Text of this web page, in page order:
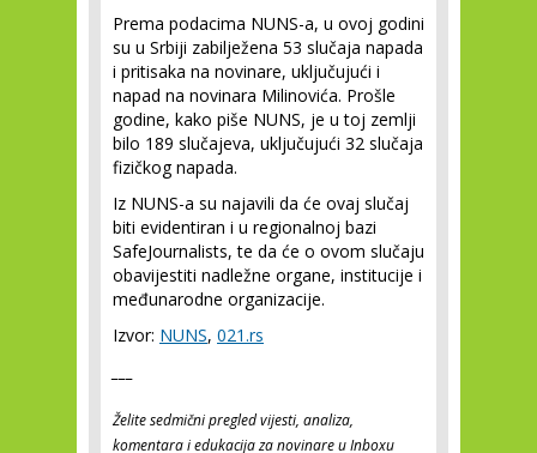
Prema podacima NUNS-a, u ovoj godini
su u Srbiji zabilježena 53 slučaja napada
i pritisaka na novinare, uključujući i
napad na novinara Milinovića. Prošle
godine, kako piše NUNS, je u toj zemlji
bilo 189 slučajeva, uključujući 32 slučaja
fizičkog napada.
Iz NUNS-a su najavili da će ovaj slučaj
biti evidentiran i u regionalnoj bazi
SafeJournalists, te da će o ovom slučaju
obavijestiti nadležne organe, institucije i
međunarodne organizacije.
Izvor: NUNS, 021.rs
Želite sedmični pregled vijesti, analiza,
komentara i edukacija za novinare u Inboxu